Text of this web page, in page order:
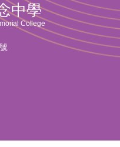
中學
College